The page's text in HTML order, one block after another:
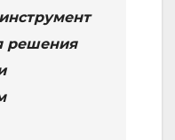
решения